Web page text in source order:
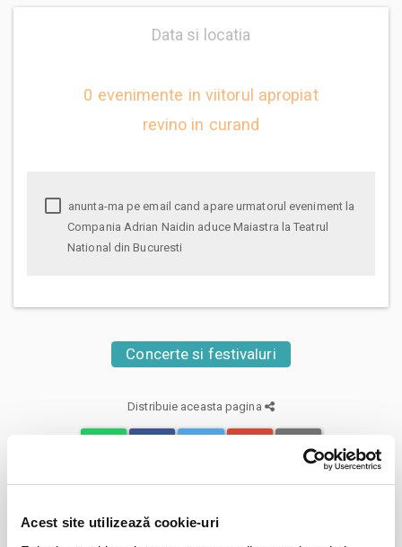
Acest site utilizează cookie-uri
Data si locatia
0 evenimente in viitorul apropiat
revino in curand
Compania Adrian Naidin aduce Maiastra la Teatrul
National din Bucuresti
Concerte si festivaluri
Distribuie aceasta pagina
Evenimente similare